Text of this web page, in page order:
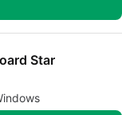
Star